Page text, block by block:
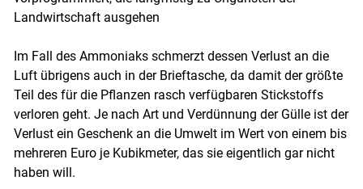
Skip to main content
Landwirtschaft ausgehen
Im Fall des Ammoniaks schmerzt dessen Verlust an die
Luft übrigens auch in der Brieftasche, da damit der größte
Teil des für die Pflanzen rasch verfügbaren Stickstoffs
verloren geht. Je nach Art und Verdünnung der Gülle ist der
Verlust ein Geschenk an die Umwelt im Wert von einem bis
mehreren Euro je Kubikmeter, das sie eigentlich gar nicht
haben will.